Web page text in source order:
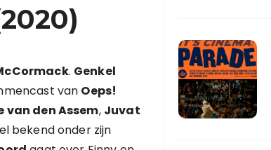
. Genkel
van Oeps!
van den Assem, Juvat
bekend onder zijn